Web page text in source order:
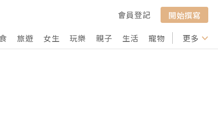
會員登記
開始撰寫
旅遊 女生 玩樂 親子 生活 寵物 行山 打卡
更多